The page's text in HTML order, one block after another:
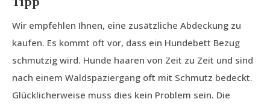
Wir empfehlen Ihnen, eine zusätzliche Abdeckung zu
kaufen. Es kommt oft vor, dass ein Hundebett Bezug
schmutzig wird. Hunde haaren von Zeit zu Zeit und sind
nach einem Waldspaziergang oft mit Schmutz bedeckt.
Glücklicherweise muss dies kein Problem sein. Die